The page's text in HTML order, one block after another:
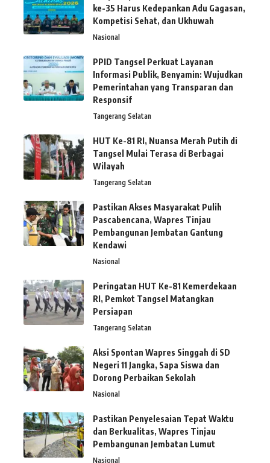
ke-35 Harus Kedepankan Adu Gagasan,
Kompetisi Sehat, dan Ukhuwah
Nasional
PPID Tangsel Perkuat Layanan
Informasi Publik, Benyamin: Wujudkan
Pemerintahan yang Transparan dan
Responsif
Tangerang Selatan
HUT Ke-81 RI, Nuansa Merah Putih di
Tangsel Mulai Terasa di Berbagai
Wilayah
Tangerang Selatan
Pastikan Akses Masyarakat Pulih
Pascabencana, Wapres Tinjau
Pembangunan Jembatan Gantung
Kendawi
Nasional
Peringatan HUT Ke-81 Kemerdekaan
RI, Pemkot Tangsel Matangkan
Persiapan
Tangerang Selatan
Aksi Spontan Wapres Singgah di SD
Negeri 11 Jangka, Sapa Siswa dan
Dorong Perbaikan Sekolah
Nasional
Pastikan Penyelesaian Tepat Waktu
dan Berkualitas, Wapres Tinjau
Pembangunan Jembatan Lumut
Nasional